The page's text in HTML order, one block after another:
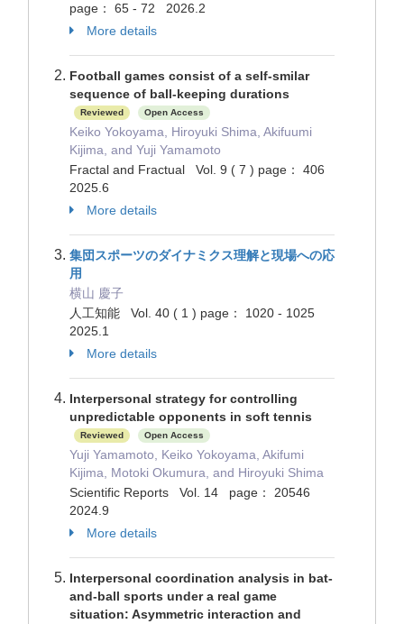
page： 65 - 72 2026.2
More details
Football games consist of a self-smilar
sequence of ball-keeping durations
Reviewed Open Access
Keiko Yokoyama, Hiroyuki Shima, Akifuumi
Kijima, and Yuji Yamamoto
Fractal and Fractual Vol. 9 ( 7 ) page： 406
2025.6
More details
集団スポーツのダイナミクス理解と現場への応
用
横山 慶子
人工知能 Vol. 40 ( 1 ) page： 1020 - 1025
2025.1
More details
Interpersonal strategy for controlling
unpredictable opponents in soft tennis
Reviewed Open Access
Yuji Yamamoto, Keiko Yokoyama, Akifumi
Kijima, Motoki Okumura, and Hiroyuki Shima
Scientific Reports Vol. 14 page： 20546
2024.9
More details
Interpersonal coordination analysis in bat-
and-ball sports under a real game
situation: Asymmetric interaction and